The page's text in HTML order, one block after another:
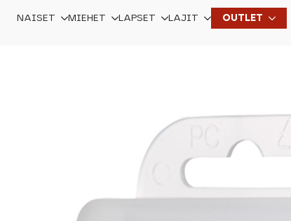
NAISET MIEHET LAPSET LAJIT OUTLET